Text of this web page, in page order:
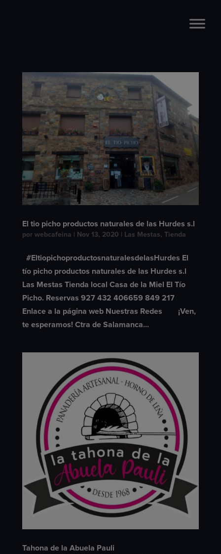
El tio picho productos naturales de las Hurdes s.l
por webcafeina | Nov 13, 2020 | Las Mestas, Tienda
#EltiopichoproductosnaturalesdelasHurdes El
tío picho productos naturales de las Hurdes s.l
Las Mestas Tienda local Casa de la Miel El Tío
Picho. Reservas 927 432 406659 849 217
Enlace a la página web Nuestras Redes ¡Ven,
te esperamos! Ctra de Salamanca...
Tahona de la Abuela Pauli